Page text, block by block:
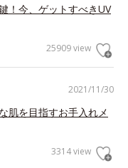
！今、ゲットすべきUV
25909 view
2021/11/30
肌を目指すお手入れメ
3314 view